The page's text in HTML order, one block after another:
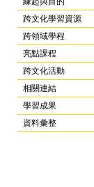
跨文化學習資源
跨領域學程
亮點課程
跨文化活動
相關連結
學習成果
資料彙整